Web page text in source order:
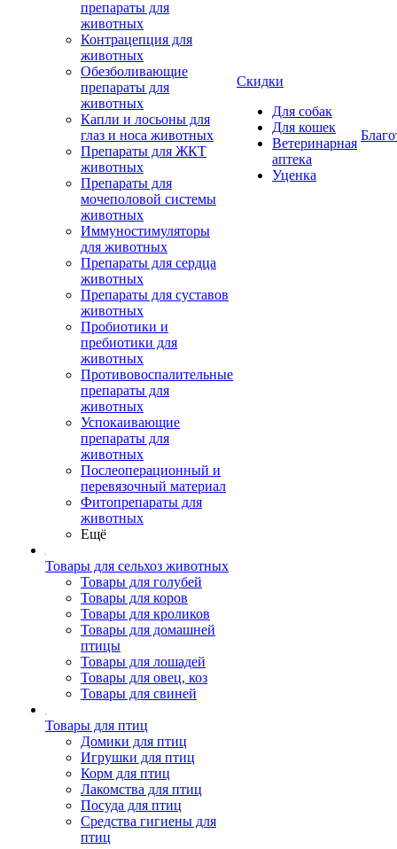
препараты для
животных
Контрацепция для
животных
Обезболивающие
препараты для
животных
Капли и лосьоны для
глаз и носа животных
Препараты для ЖКТ
животных
Препараты для
мочеполовой системы
животных
Иммуностимуляторы
для животных
Препараты для сердца
животных
Препараты для суставов
животных
Пробиотики и
пребиотики для
животных
Противовоспалительные
препараты для
животных
Успокаивающие
препараты для
животных
Послеоперационный и
перевязочный материал
Фитопрепараты для
животных
Ещё
Товары для сельхоз животных
Товары для голубей
Товары для коров
Товары для кроликов
Товары для домашней
птицы
Товары для лошадей
Товары для овец, коз
Товары для свиней
Товары для птиц
Домики для птиц
Игрушки для птиц
Корм для птиц
Лакомства для птиц
Посуда для птиц
Средства гигиены для
птиц
Скидки
Для собак
Для кошек
Ветеринарная
аптека
Уценка